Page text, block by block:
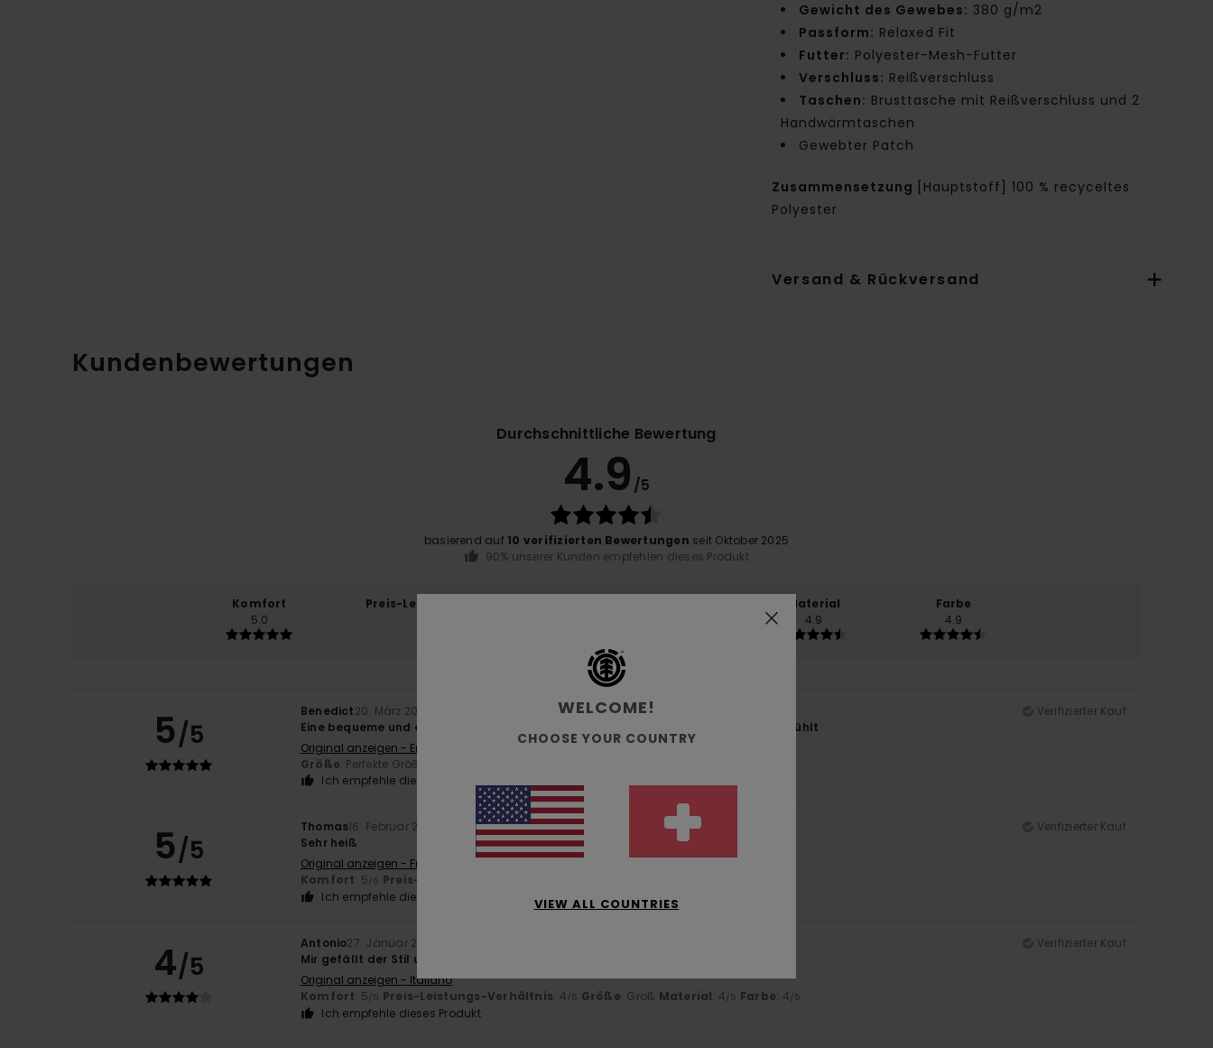
Gewicht des Gewebes: 380 g/m2
Passform: Relaxed Fit
Futter: Polyester-Mesh-Futter
Verschluss: Reißverschluss
Taschen: Brusttasche mit Reißverschluss und 2
Handwärmtaschen
Gewebter Patch
Zusammensetzung
[Hauptstoff] 100 % recyceltes
Polyester
Versand & Rückversand
Kundenbewertungen
Durchschnittliche Bewertung
4.9 /5
basierend auf 10 verifizierten Bewertungen seit Oktober 2025
90% unserer Kunden empfehlen dieses Produkt
Komfort
5.0
Preis-Leistungs-Verhältnis
Material
4.9
Farbe
4.9
5/5
Benedict20. März 2026
Verifizierter Kauf
Eine bequeme und atmungsaktive Jacke, die toll aussieht und sich angenehm anfühlt
Original anzeigen - English
Größe: Perfekte Größe
Ich empfehle dieses Produkt
5/5
Thomas16. Februar 2026
Verifizierter Kauf
Sehr heiß
Original anzeigen - Français
Komfort: 5/5 Preis-Leistungs-Verhältnis
Ich empfehle dieses Produkt
4/5
Antonio27. Januar 2026
Verifizierter Kauf
Mir gefällt der Stil und die Größe passt
Original anzeigen - Italiano
Komfort: 5/5 Preis-Leistungs-Verhältnis: 4/5 Größe: Groß Material: 4/5 Farbe: 4/5
Ich empfehle dieses Produkt
WELCOME!
CHOOSE YOUR COUNTRY
VIEW ALL COUNTRIES